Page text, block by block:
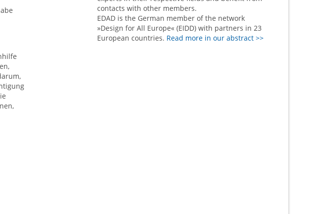
contacts with other members.
EDAD is the German member of the network
»Design for All Europe« (EIDD) with partners in 23
European countries. Read more in our abstract >>